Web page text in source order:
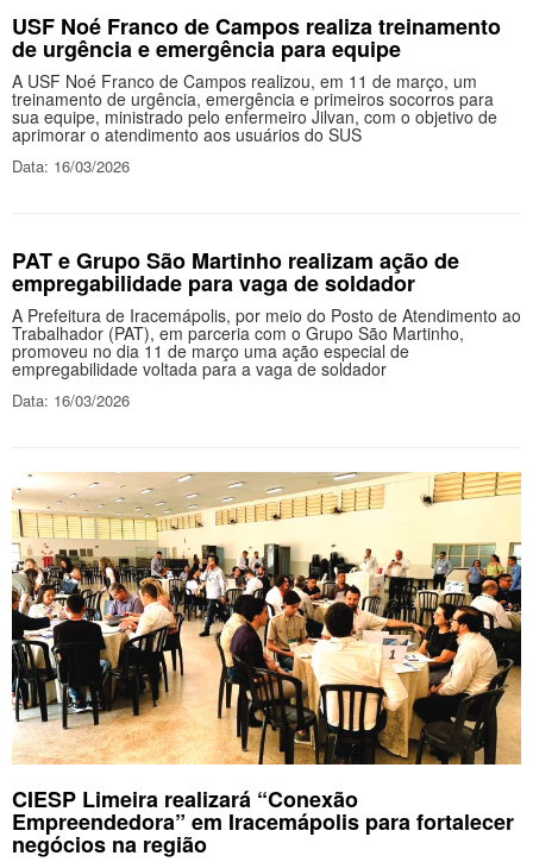
USF Noé Franco de Campos realiza treinamento
de urgência e emergência para equipe
A USF Noé Franco de Campos realizou, em 11 de março, um
treinamento de urgência, emergência e primeiros socorros para
sua equipe, ministrado pelo enfermeiro Jilvan, com o objetivo de
aprimorar o atendimento aos usuários do SUS
Data: 16/03/2026
PAT e Grupo São Martinho realizam ação de
empregabilidade para vaga de soldador
A Prefeitura de Iracemápolis, por meio do Posto de Atendimento ao
Trabalhador (PAT), em parceria com o Grupo São Martinho,
promoveu no dia 11 de março uma ação especial de
empregabilidade voltada para a vaga de soldador
Data: 16/03/2026
CIESP Limeira realizará “Conexão
Empreendedora” em Iracemápolis para fortalecer
negócios na região